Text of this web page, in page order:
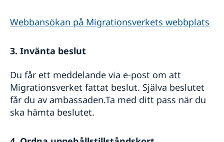
Webbansökan på Migrationsverkets webbplats
3. Invänta beslut
Du får ett meddelande via e-post om att
Migrationsverket fattat beslut. Själva beslutet
får du av ambassaden.Ta med ditt pass när du
ska hämta beslutet.